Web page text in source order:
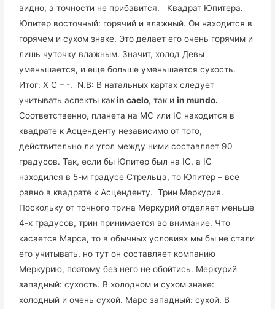
видно, а точности не прибавится. Квадрат Юпитера.
Юпитер восточный: горячий и влажный. Он находится в
горячем и сухом знаке. Это делает его очень горячим и
лишь чуточку влажным. Значит, холод Девы
уменьшается, и еще больше уменьшается сухость.
Итог: Х С – -. N.B: В натальных картах следует
учитывать аспекты какin caelo, так иin mundo.
Соответственно, планета на MC или IC находится в
квадрате к Асценденту независимо от того,
действительно ли угол между ними составляет 90
градусов. Так, если бы Юпитер был на IC, а IC
находился в 5-м градусе Стрельца, то Юпитер – все
равно в квадрате к Асценденту. Трин Меркурия.
Поскольку от точного трина Меркурий отделяет меньше
4-х градусов, трин принимается во внимание. Что
касается Марса, то в обычных условиях мы бы не стали
его учитывать, но тут он составляет компанию
Меркурию, поэтому без него не обойтись. Меркурий
западный: сухость. В холодном и сухом знаке:
холодный и очень сухой. Марс западный: сухой. В